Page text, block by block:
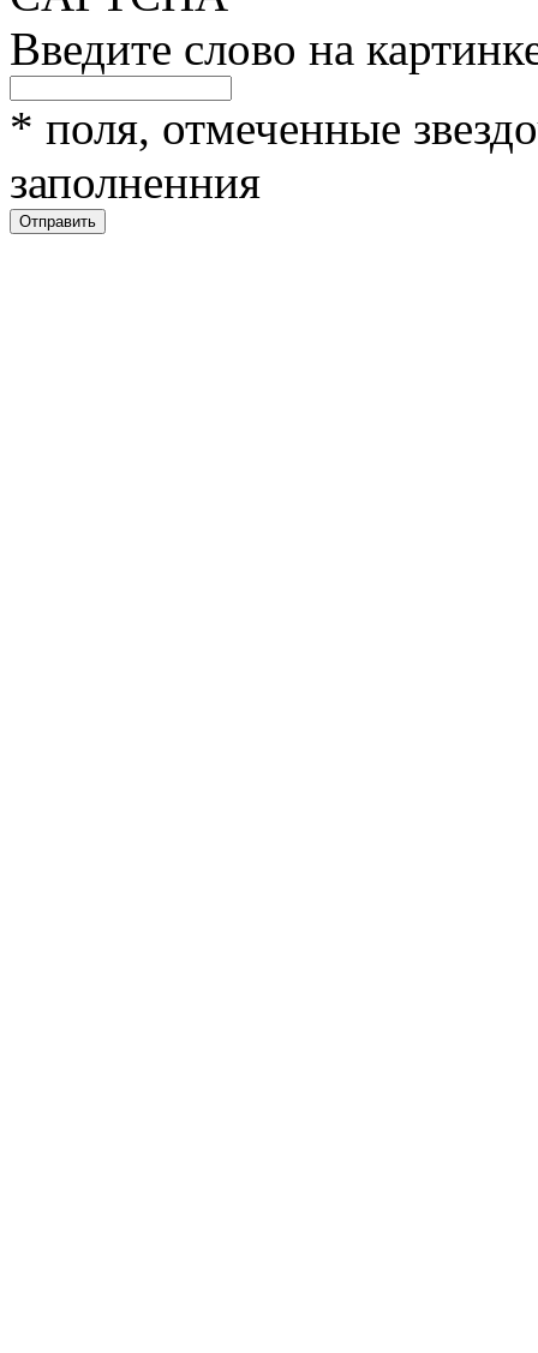
Введите слово на
* поля, отмеченные
заполненния